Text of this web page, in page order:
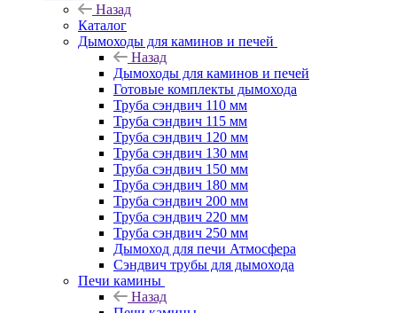
Назад
Каталог
Дымоходы для каминов и печей
Назад
Дымоходы для каминов и печей
Готовые комплекты дымохода
Труба сэндвич 110 мм
Труба сэндвич 115 мм
Труба сэндвич 120 мм
Труба сэндвич 130 мм
Труба сэндвич 150 мм
Труба сэндвич 180 мм
Труба сэндвич 200 мм
Труба сэндвич 220 мм
Труба сэндвич 250 мм
Дымоход для печи Атмосфера
Сэндвич трубы для дымохода
Печи камины
Назад